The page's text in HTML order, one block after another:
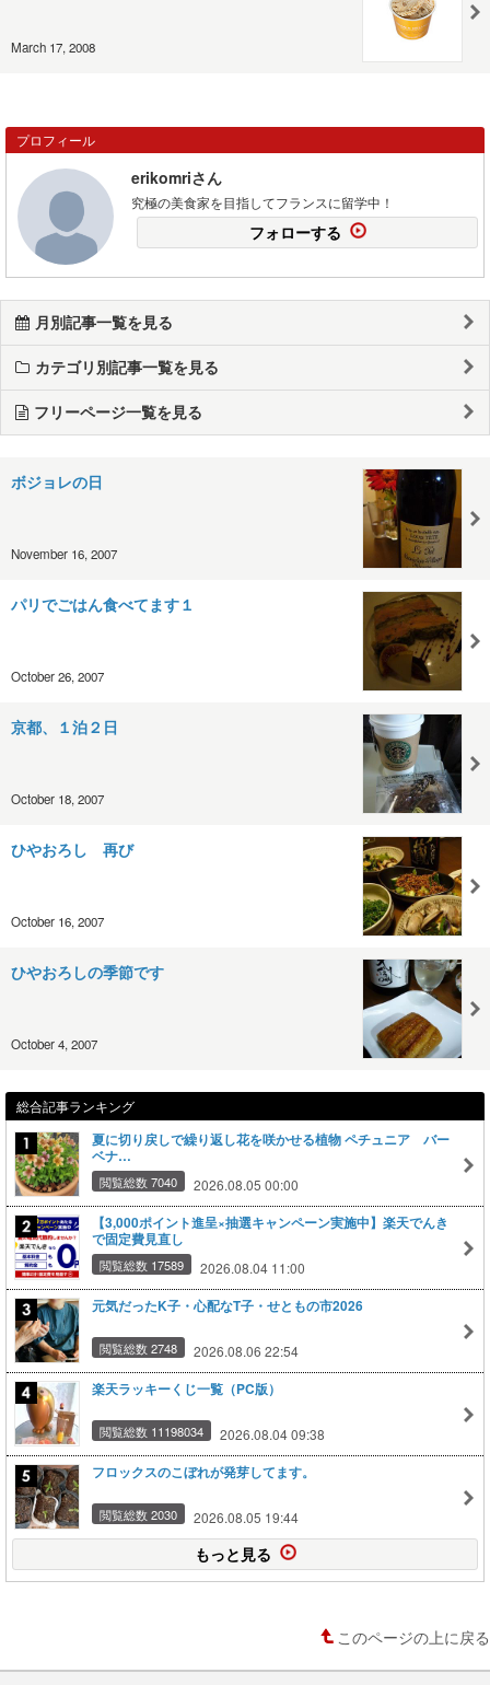
March 17, 2008
プロフィール
erikomriさん
究極の美食家を目指してフランスに留学中！
フォローする
月別記事一覧を見る
カテゴリ別記事一覧を見る
フリーページ一覧を見る
ボジョレの日
November 16, 2007
パリでごはん食べてます１
October 26, 2007
京都、１泊２日
October 18, 2007
ひやおろし 再び
October 16, 2007
ひやおろしの季節です
October 4, 2007
総合記事ランキング
夏に切り戻しで繰り返し花を咲かせる植物 ペチュニア バー
ベナ…
閲覧総数 7040 2026.08.05 00:00
【3,000ポイント進呈×抽選キャンペーン実施中】楽天でんき
で固定費見直し
閲覧総数 17589 2026.08.04 11:00
元気だったK子・心配なT子・せともの市2026
閲覧総数 2748 2026.08.06 22:54
楽天ラッキーくじ一覧（PC版）
閲覧総数 11198034 2026.08.04 09:38
フロックスのこぼれが発芽してます。
閲覧総数 2030 2026.08.05 19:44
もっと見る
このページの上に戻る